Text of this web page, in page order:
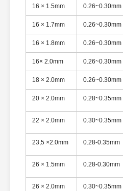
16 × 1.5mm 0.26~0.30mm
16 × 1.7mm 0.26~0.30mm
16 × 1.8mm 0.26~0.30mm
16× 2.0mm 0.26~0.30mm
18 × 2.0mm 0.26~0.30mm
20 × 2.0mm 0.28~0.35mm
22 × 2.0mm 0.30~0.35mm
23,5 ×2.0mm 0.28-0.35mm
26 × 1.5mm 0.28-0.30mm
26 × 2.0mm 0.30~0.35mm